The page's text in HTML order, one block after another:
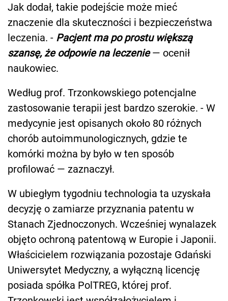
Jak dodał, takie podejście może mieć
znaczenie dla skuteczności i bezpieczeństwa
leczenia. - Pacjent ma po prostu większą
szansę, że odpowie na leczenie— ocenił
naukowiec.
Według prof. Trzonkowskiego potencjalne
zastosowanie terapii jest bardzo szerokie. - W
medycynie jest opisanych około 80 różnych
chorób autoimmunologicznych, gdzie te
komórki można by było w ten sposób
profilować — zaznaczył.
W ubiegłym tygodniu technologia ta uzyskała
decyzję o zamiarze przyznania patentu w
Stanach Zjednoczonych. Wcześniej wynalazek
objęto ochroną patentową w Europie i Japonii.
Właścicielem rozwiązania pozostaje Gdański
Uniwersytet Medyczny, a wyłączną licencję
posiada spółka PolTREG, której prof.